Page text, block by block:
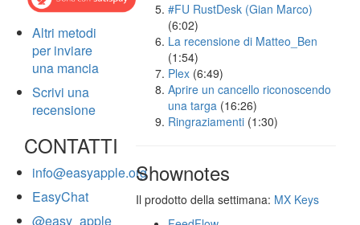
Altri metodi
per inviare
una mancia
Scrivi una
recensione
CONTATTI
info@easyapple.org
EasyChat
@easy_apple
#FU RustDesk (Gian Marco)
(6:02)
La recensione di Matteo_Ben
(1:54)
Plex (6:49)
Aprire un cancello riconoscendo
una targa (16:26)
Ringraziamenti (1:30)
Shownotes
Il prodotto della settimana: MX Keys